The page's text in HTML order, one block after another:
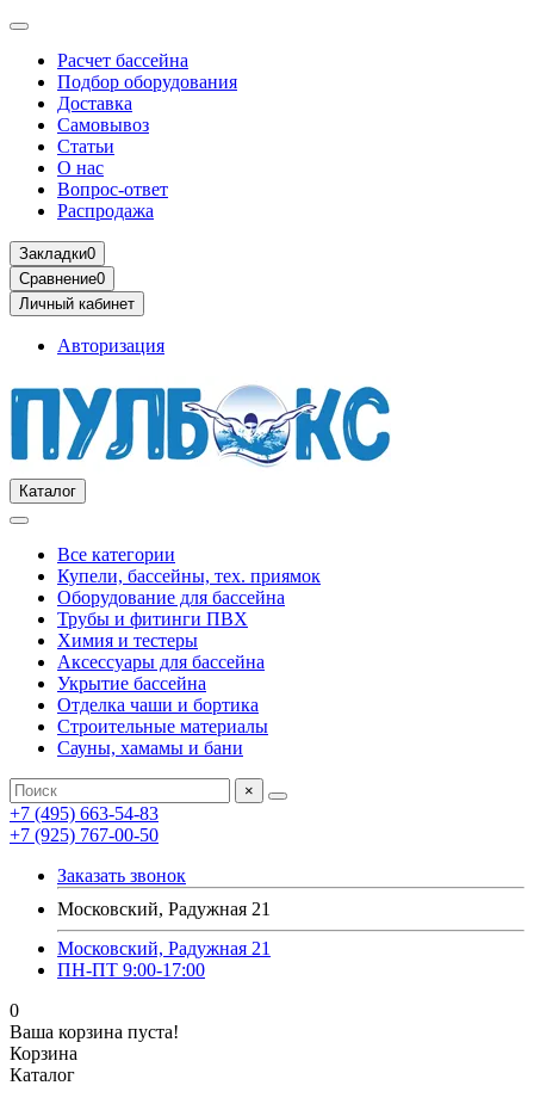
Расчет бассейна
Подбор оборудования
Доставка
Самовывоз
Статьи
О нас
Вопрос-ответ
Распродажа
Закладки0
Сравнение0
Личный кабинет
Авторизация
Каталог
Все категории
Купели, бассейны, тех. приямок
Оборудование для бассейна
Трубы и фитинги ПВХ
Химия и тестеры
Аксессуары для бассейна
Укрытие бассейна
Отделка чаши и бортика
Строительные материалы
Сауны, хамамы и бани
×
+7 (495) 663-54-83
+7 (925) 767-00-50
Заказать звонок
Московский, Радужная 21
Московский, Радужная 21
ПН-ПТ 9:00-17:00
0
Ваша корзина пуста!
Корзина
Каталог